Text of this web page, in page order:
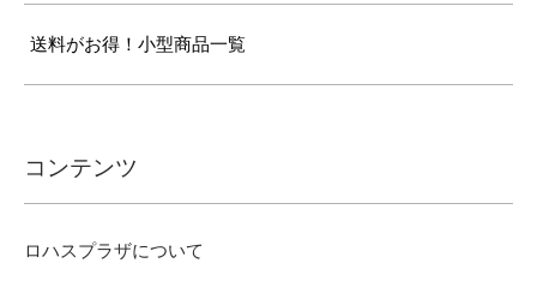
送料がお得！小型商品一覧
コンテンツ
ロハスプラザについて